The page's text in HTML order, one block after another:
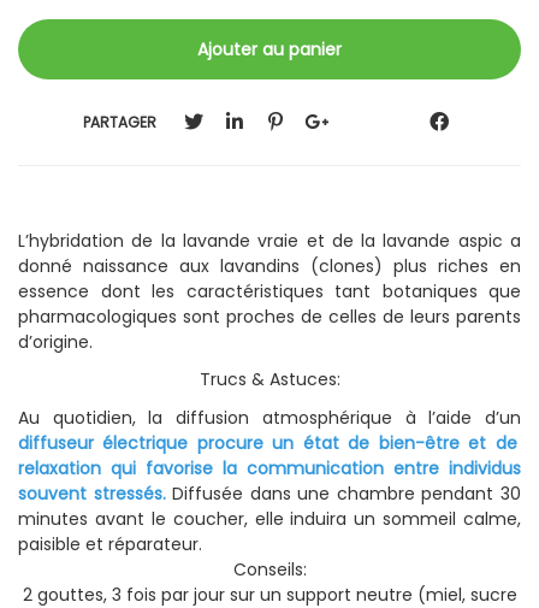
PARTAGER
L’hybridation de la lavande vraie et de la lavande aspic a
donné naissance aux lavandins (clones) plus riches en
essence dont les caractéristiques tant botaniques que
pharmacologiques sont proches de celles de leurs parents
d’origine.
Trucs & Astuces:
Au quotidien, la diffusion atmosphérique à l’aide d’un
diffuseur électrique procure un état de bien-être et de
relaxation qui favorise la communication entre individus
souvent stressés.Diffusée dans une chambre pendant 30
minutes avant le coucher, elle induira un sommeil calme,
paisible et réparateur.
Conseils:
2 gouttes, 3 fois par jour sur un support neutre (miel, sucre